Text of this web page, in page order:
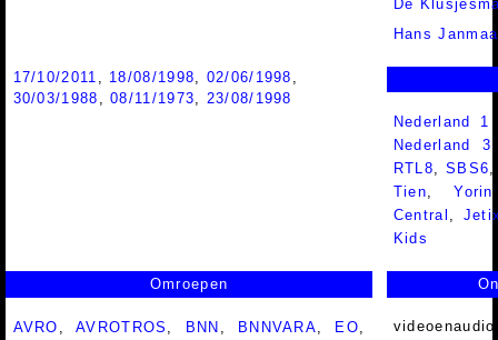
De
Hans
17/10/2011 18/08/1998 02/06/1998
30/03/1988 ,08/11/1973
23/08/1998
Nederland
Nederland
RTL8,SBS6
Tien,Yorin
Central ,
Kids
Omroepen
AVRO ,AVROTROS BNN BNNVARA EO